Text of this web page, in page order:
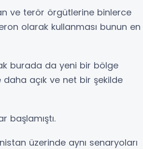
ve terör örgütlerine binlerce
olarak kullanması bunun en
burada da yeni bir bölge
açık ve net bir şekilde
başlamıştı.
üzerinde aynı senaryoları